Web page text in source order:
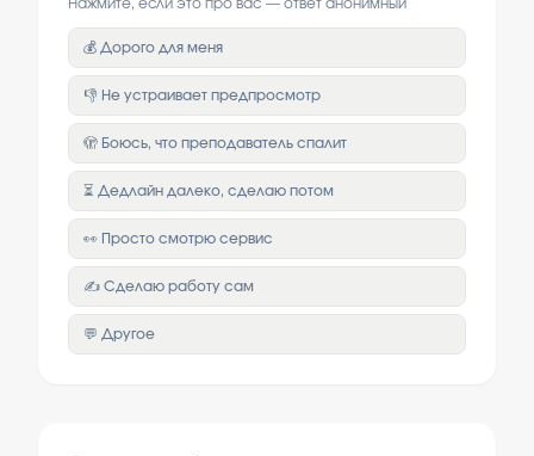
Нажмите, если это про вас — ответ анонимный
💰 Дорого для меня
👎 Не устраивает предпросмотр
🫣 Боюсь, что преподаватель спалит
⏳ Дедлайн далеко, сделаю потом
👀 Просто смотрю сервис
✍️ Сделаю работу сам
💬 Другое